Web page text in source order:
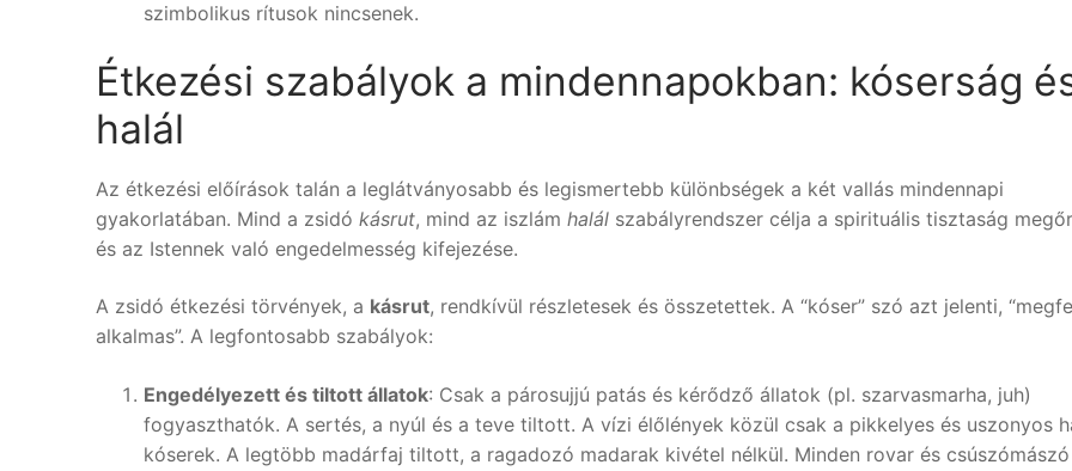
szimbolikus rítusok nincsenek.
Étkezési szabályok a mindennapokban: kóserság
halál
Az étkezési előírások talán a leglátványosabb és legismertebb különbségek a két vallás mindennapi
gyakorlatában. Mind a zsidó kásrut, mind az iszlám halál szabályrendszer célja a spirituális tisztaság
és az Istennek való engedelmesség kifejezése.
A zsidó étkezési törvények, a kásrut, rendkívül részletesek és összetettek. A “kóser” szó azt jelenti,
alkalmas”. A legfontosabb szabályok:
Engedélyezett és tiltott állatok: Csak a párosujjú patás és kérődző állatok (pl. szarvasmarha, juh)
fogyaszthatók. A sertés, a nyúl és a teve tiltott. A vízi élőlények közül csak a pikkelyes és uszonyos
kóserek. A legtöbb madárfaj tiltott, a ragadozó madarak kivétel nélkül. Minden rovar és